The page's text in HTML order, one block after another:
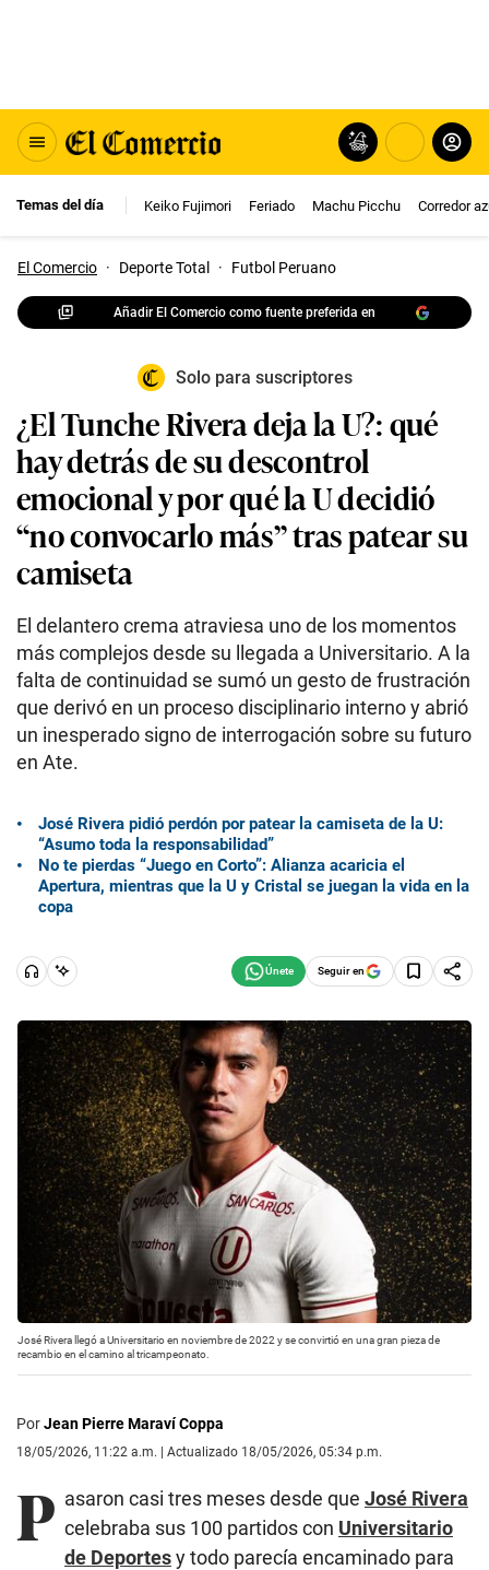
Temas del día Keiko Fujimori Feriado Machu Picchu Corredor
El Comercio · Deporte Total · Futbol Peruano
Añadir El Comercio como fuente preferida en
Solo para suscriptores
¿El Tunche Rivera deja la U?: qué
hay detrás de su descontrol
emocional y por qué la U decidió
“no convocarlo más” tras patear su
camiseta
El delantero crema atraviesa uno de los momentos
más complejos desde su llegada a Universitario. A la
falta de continuidad se sumó un gesto de frustración
que derivó en un proceso disciplinario interno y abrió
un inesperado signo de interrogación sobre su futuro
en Ate.
José Rivera pidió perdón por patear la camiseta de la U:
“Asumo toda la responsabilidad”
No te pierdas “Juego en Corto”: Alianza acaricia el
Apertura, mientras que la U y Cristal se juegan la vida en la
copa
Seguir en
José Rivera llegó a Universitario en noviembre de 2022 y se convirtió en una gran pieza de
recambio en el camino al tricampeonato.
PorJean Pierre Maraví Coppa
18/05/2026, 11:22 a.m. | Actualizado 18/05/2026, 05:34 p.m.
P asaron casi tres meses desde que José Rivera
celebraba sus 100 partidos con Universitario
de Deportesy todo parecía encaminado para